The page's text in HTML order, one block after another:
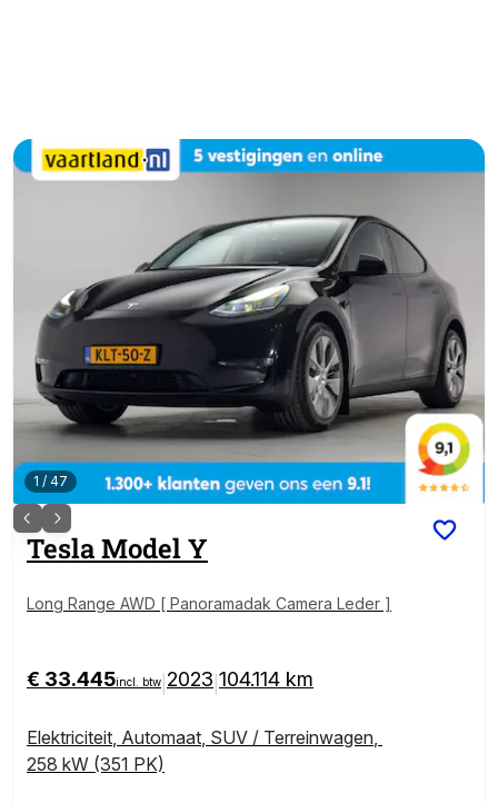
1 / 47
TeslaModel Y
Long Range AWD [ Panoramadak Camera Leder ]
€ 33.445incl. btw 2023 104.114 km
Elektriciteit, Automaat, SUV / Terreinwagen,
258 kW (351 PK)